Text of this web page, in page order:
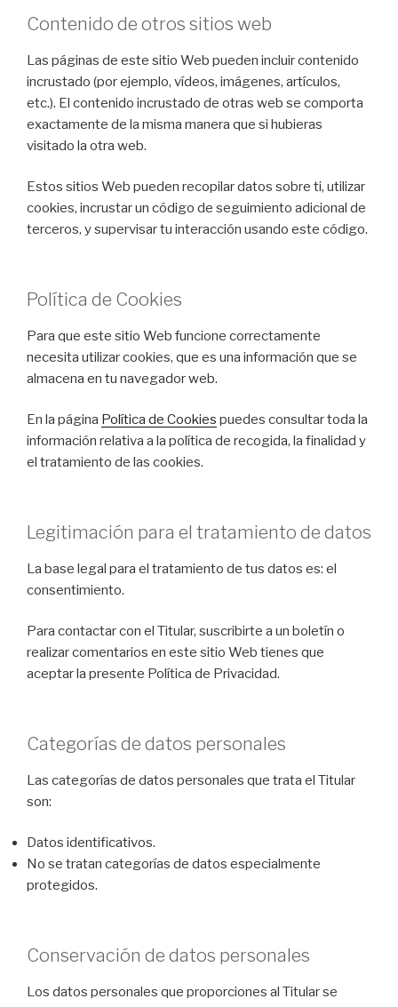
Contenido de otros sitios web
Las páginas de este sitio Web pueden incluir contenido
incrustado (por ejemplo, vídeos, imágenes, artículos,
etc.). El contenido incrustado de otras web se comporta
exactamente de la misma manera que si hubieras
visitado la otra web.
Estos sitios Web pueden recopilar datos sobre ti, utilizar
cookies, incrustar un código de seguimiento adicional de
terceros, y supervisar tu interacción usando este código.
Política de Cookies
Para que este sitio Web funcione correctamente
necesita utilizar cookies, que es una información que se
almacena en tu navegador web.
En la página Política de Cookies puedes consultar toda la
información relativa a la política de recogida, la finalidad y
el tratamiento de las cookies.
Legitimación para el tratamiento de datos
La base legal para el tratamiento de tus datos es: el
consentimiento.
Para contactar con el Titular, suscribirte a un boletín o
realizar comentarios en este sitio Web tienes que
aceptar la presente Política de Privacidad.
Categorías de datos personales
Las categorías de datos personales que trata el Titular
son:
Datos identificativos.
No se tratan categorías de datos especialmente
protegidos.
Conservación de datos personales
Los datos personales que proporciones al Titular se